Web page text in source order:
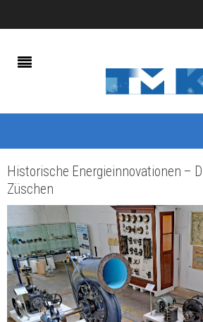
Historische Energieinnovationen –
Züschen